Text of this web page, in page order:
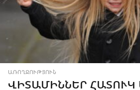
ԱՌՈՂՋՈՒԹՅՈՒՆ
ՎԻՏԱՄԻՆՆԵՐ